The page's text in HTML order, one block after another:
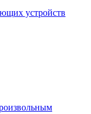
устройств